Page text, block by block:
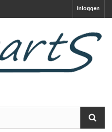
Inloggen